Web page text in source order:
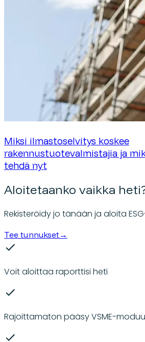
Miksi ilmastoselvitys koskee
rakennustuotevalmistajia ja
tehdä nyt
Aloitetaanko vaikka
Rekisteröidy jo tänään ja aloita
Tee tunnukset→
Voit aloittaa raporttisi heti
Rajoittamaton pääsy VSME-